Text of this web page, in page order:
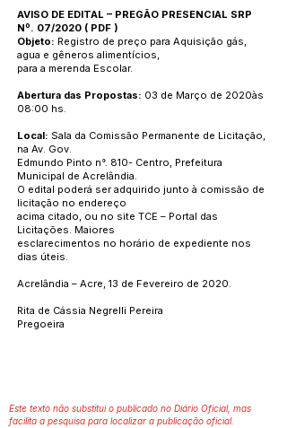
AVISO DE EDITAL – PREGÃO PRESENCIAL SRP
Nº. 07/2020 ( PDF )
Objeto: Registro de preço para Aquisição gás,
agua e gêneros alimentícios,
para a merenda Escolar.
Abertura das Propostas: 03 de Março de 2020às
08:00 hs.
Local: Sala da Comissão Permanente de Licitação,
na Av. Gov.
Edmundo Pinto n°. 810- Centro, Prefeitura
Municipal de Acrelândia.
O edital poderá ser adquirido junto à comissão de
licitação no endereço
acima citado, ou no site TCE – Portal das
Licitações. Maiores
esclarecimentos no horário de expediente nos
dias úteis.
Acrelândia – Acre, 13 de Fevereiro de 2020.
Rita de Cássia Negrelli Pereira
Pregoeira
Este texto não substitui o publicado no Diário Oficial, mas
facilita a pesquisa para localizar a publicação oficial.